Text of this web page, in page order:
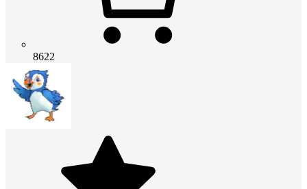
8622